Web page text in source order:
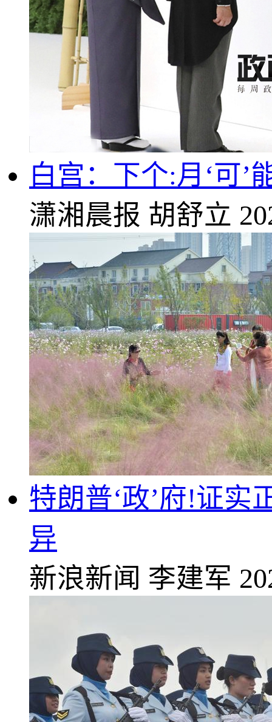
白宫：下个:月‘可
潇湘晨报 胡舒立
特朗普‘政’府!证实
异
新浪新闻 李建军